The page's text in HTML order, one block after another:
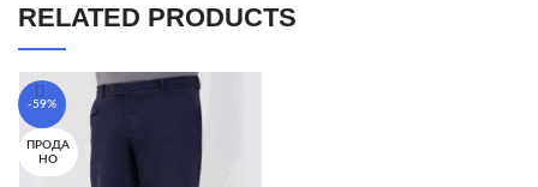
RELATED PRODUCTS
-59%
ПРОДА
НО